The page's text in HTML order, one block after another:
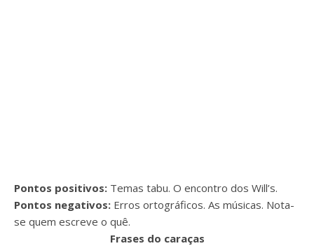
Pontos positivos: Temas tabu. O encontro dos Will’s.
Pontos negativos: Erros ortográficos. As músicas. Nota-
se quem escreve o quê.
Frases do caraças